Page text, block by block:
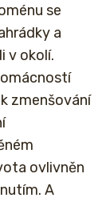
se
a
v okolí.
zmenšování
ovlivněn
A